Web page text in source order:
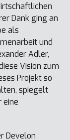
Dank ging an
als
und
Adler,
Vision zum
Projekt so
spiegelt
eine
Develon